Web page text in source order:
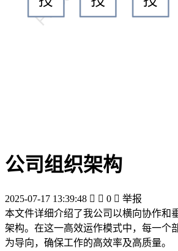
公司组织架构
2025-07-17 13:39:48   0  举报
本文件详细介绍了我公司以横向协作和
架构。在这一高效运作模式中，每一个
为导向，确保工作的高效率及高质量。